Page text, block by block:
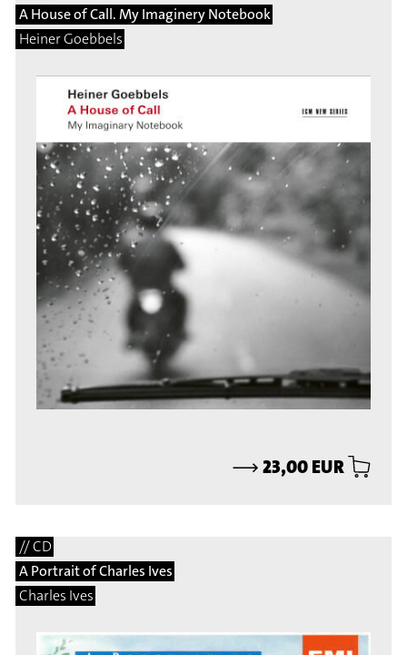
A House of Call. My Imaginery Notebook
Heiner Goebbels
⟶23,00 EUR
// CD
A Portrait of Charles Ives
Charles Ives